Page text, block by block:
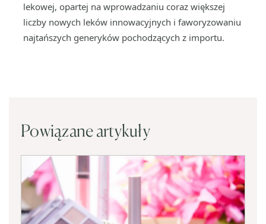
lekowej, opartej na wprowadzaniu coraz większej
liczby nowych leków innowacyjnych i faworyzowaniu
najtańszych generyków pochodzących z importu.
Powiązane artykuły